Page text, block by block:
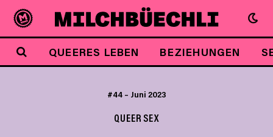
QUEERES LEBEN BEZIEHUNGEN
#44– Juni 2023
QUEER SEX